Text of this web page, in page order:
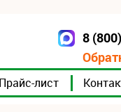
Прайс-лист
8